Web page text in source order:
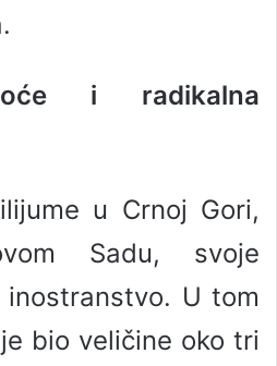
i radikalna
u Crnoj Gori,
Sadu, svoje
U tom
bio veličine oko tri